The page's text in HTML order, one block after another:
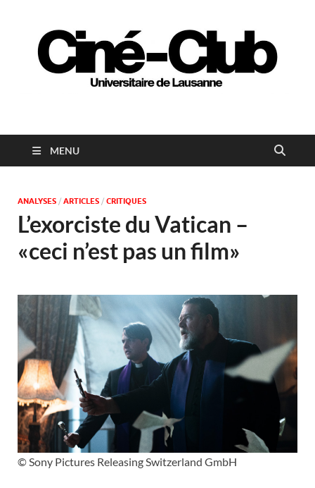
Ciné-club universitaire
de Lausanne
MENU
ANALYSES / ARTICLES / CRITIQUES
L’exorciste du Vatican –
«ceci n’est pas un film»
© Sony Pictures Releasing Switzerland GmbH